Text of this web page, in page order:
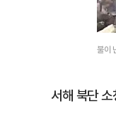
불이
서해 북단